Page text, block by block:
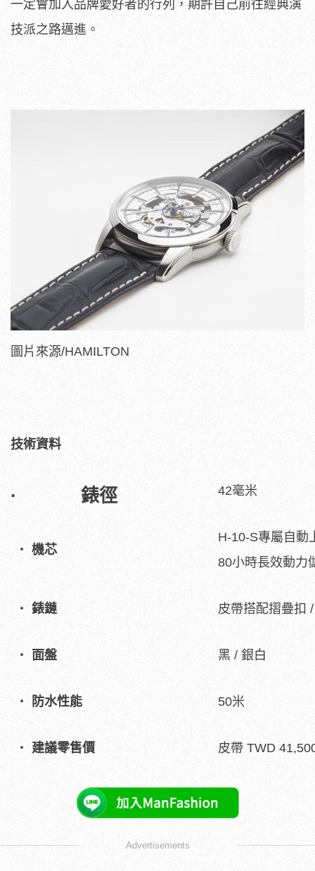
一定會加入品牌愛好者的行列，期許自己前往經典演
技派之路邁進。
圖片來源/HAMILTON
技術資料
· 錶徑 42毫米
機芯
H-10-S專屬自動
80小時長效動力
錶鏈 皮帶搭配摺疊扣
面盤 黑 / 銀白
防水性能 50米
建議零售價 皮帶 TWD
Advertisements